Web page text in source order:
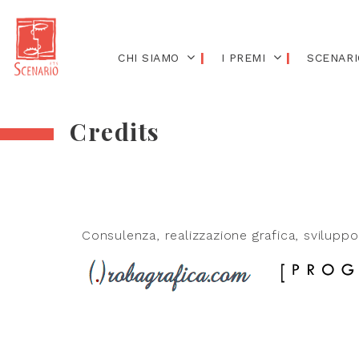
CHI SIAMO I PREMI
Credits
Consulenza, realizzazione grafica,